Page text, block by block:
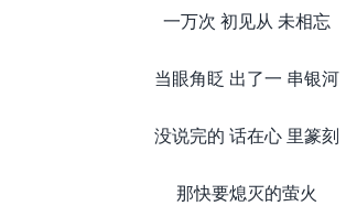
一万次 初见从 未相忘
当眼角眨 出了一 串银河
没说完的 话在心 里篆刻
那快要熄灭的萤火